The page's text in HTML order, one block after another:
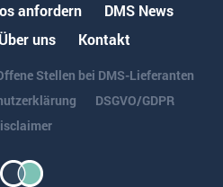
anfordern
DMS News
Über uns Kontakt
Stellen bei DMS-Lieferanten
DSGVO/GDPR